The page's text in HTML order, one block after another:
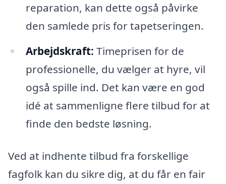
reparation, kan dette også påvirke
den samlede pris for tapetseringen.
Arbejdskraft: Timeprisen for de
professionelle, du vælger at hyre, vil
også spille ind. Det kan være en god
idé at sammenligne flere tilbud for at
finde den bedste løsning.
Ved at indhente tilbud fra forskellige
fagfolk kan du sikre dig, at du får en fair